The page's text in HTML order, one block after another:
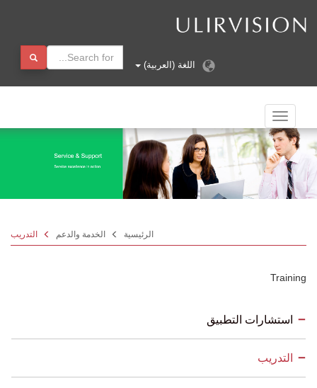
اللغة (العربية)
الملاحة
تبديل
الرئيسية الخدمة والدعم التدريب
Training
استشارات التطبيق
التدريب